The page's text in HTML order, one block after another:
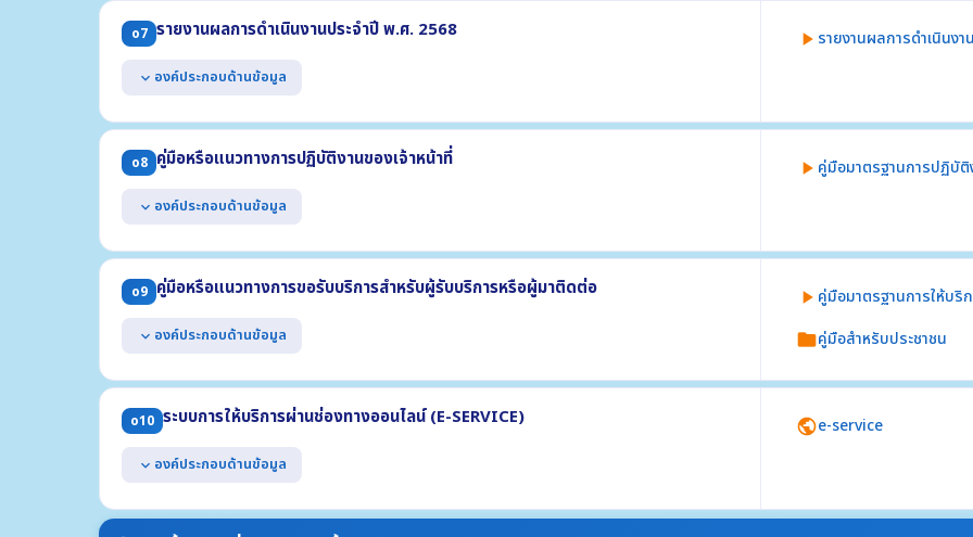
(1) โครงการหรือกิจกรรม (2) งบประมาณแต่ละโครงการ (3) ระยะเวลาดำเนินการ
แสดงผลความก้าวหน้าในการดำเนินงาน ข้อมูล ณ วันที่ 31 มีนาคม 2569 อย่างน้อยประกอบด้วย
(1) ความก้าวหน้าการดำเนินการแต่ละโครงการ (2) ร้อยละของการใช้จ่ายงบประมาณ
o7 รายงานผลการดำเนินงานประจำปี พ.ศ. 2568
expand_more องค์ประกอบด้านข้อมูล
แสดงผลการดำเนินงานตามแผนดำเนินงาน ประจำปีงบประมาณ 2568 โดยมีรายละเอียดอย่างน้อย
ประกอบด้วย
(1) ผลการดำเนินงานของแต่ละโครงการหรือกิจกรรม
(2) งบประมาณที่ได้รับจัดสรรแต่ละโครงการหรือกิจกรรม
(3) ผลการใช้จ่ายงบประมาณที่ใช้ดำเนินงานแต่ละโครงการหรือกิจกรรม
play_arrow รายงานผลการดำเนินงา
o8 คู่มือหรือแนวทางการปฏิบัติงานของเจ้าหน้าที่
expand_more องค์ประกอบด้านข้อมูล
แสดงคู่มือหรือแนวทางการปฏิบัติงานที่เจ้าหน้าที่ของหน่วยงานใช้ยึดถือปฏิบัติให้เป็นมาตรฐานเดียวกัน
อย่างน้อย 3 งาน อย่างน้อยประกอบด้วย
(1) ชื่องาน (2) วิธีการขั้นตอนการปฏิบัติงาน
(3) ระยะเวลาที่ใช้ในการปฏิบัติงาน (4) กฎหมายที่เกี่ยวข้อง
play_arrow คู่มือมาตรฐานการปฏิบัติ
o9 คู่มือหรือแนวทางการขอรับบริการสำหรับผู้รับบริการหรือผู้มาติดต่อ
expand_more องค์ประกอบด้านข้อมูล
แสดงคู่มือการขอรับบริการหรือแนวทางการปฏิบัติที่ผู้รับบริการหรือผู้มาติดต่อใช้เป็นข้อมูล อย่างน้อย 3
งาน อย่างน้อยประกอบด้วย
(1) ชื่องาน (2) วิธีการขั้นตอนการขอรับบริการ (3) ระยะเวลา
(4) ช่องทางให้บริการ (5) ค่าธรรมเนียม (6) เอกสารหลักฐานประกอบ
play_arrow คู่มือมาตรฐานการให้บริ
folderคู่มือสำหรับประชาชน
o10 ระบบการให้บริการผ่านช่องทางออนไลน์ (E-SERVICE)
expand_more องค์ประกอบด้านข้อมูล
แสดงช่องทางการให้บริการหรือธุรกรรมภาครัฐที่สอดคล้องกับภารกิจของหน่วยงานผ่านเครือข่าย
อินเทอร์เน็ต โดยผู้ขอรับบริการไม่จำเป็นต้องเดินทางมายังหน่วยงาน
publice-service